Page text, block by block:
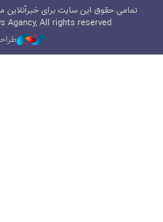
تمامی حقوق این سایت برای
Agancy, All rights reserved